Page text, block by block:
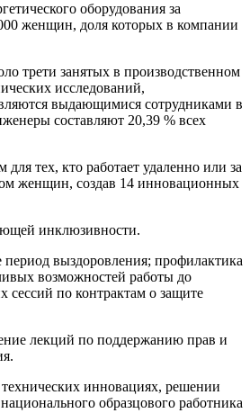
оборудования за
женщин, доля которых в компании
трети занятых в производственном
исследований,
выдающимися сотрудниками в
составляют 20,39 % всех
тех, кто работает удаленно или за
женщин, создав 14 инновационных
инклюзивности.
период выздоровления; профилактика
возможностей работы до
сессий по контрактам о защите
лекций по поддержанию прав и
инновациях, решении
образцового работника